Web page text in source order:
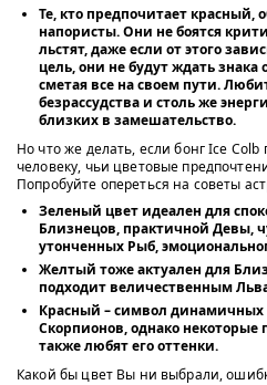
Те, кто предпочитает красный,
напористы. Они не боятся
льстят, даже если от этого
цель, они не будут ждать знака
сметая все на своем пути.
безрассудства и столь же
близких в замешательство.
Но что же делать, если бонг Ice Colb
человеку, чьи цветовые
Попробуйте опереться на советы
Зеленый цвет идеален для
Близнецов, практичной Девы,
утонченных Рыб,
Желтый тоже актуален для
подходит величественным
Красный – символ динамичных
Скорпионов, однако некоторые
также любят его оттенки.
Какой бы цвет Вы ни выбрали,